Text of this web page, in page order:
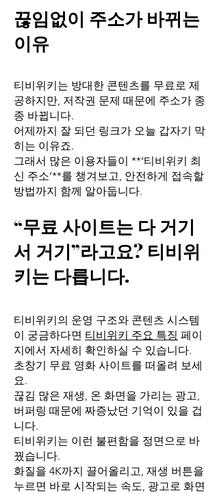
끊임없이 주소가 바뀌는
이유
티비위키는 방대한 콘텐츠를 무료로 제
공하지만, 저작권 문제 때문에 주소가 종
종 바뀝니다.
어제까지 잘 되던 링크가 오늘 갑자기 막
히는 이유죠.
그래서 많은 이용자들이 **‘티비위키 최
신 주소’**를 챙겨보고, 안전하게 접속할
방법까지 함께 알아둡니다.
“무료 사이트는 다 거기
서 거기”라고요? 티비위
키는 다릅니다.
티비위키의 운영 구조와 콘텐츠 시스템
이 궁금하다면 티비위키 주요 특징 페이
지에서 자세히 확인하실 수 있습니다.
초창기 무료 영화 사이트를 떠올려 보세
요.
끊김 많은 재생, 온 화면을 가리는 광고,
버퍼링 때문에 짜증났던 기억이 있을 겁
니다.
티비위키는 이런 불편함을 정면으로 바
꿨습니다.
화질을 4K까지 끌어올리고, 재생 버튼을
누르면 바로 시작되는 속도, 광고로 화면